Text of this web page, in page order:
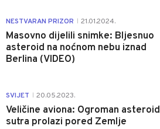
NESTVARAN PRIZOR 21.01.2024.
Masovno dijelili snimke: Bljesnuo
asteroid na noćnom nebu iznad
Berlina (VIDEO)
SVIJET 20.05.2023.
Veličine aviona: Ogroman asteroid
sutra prolazi pored Zemlje